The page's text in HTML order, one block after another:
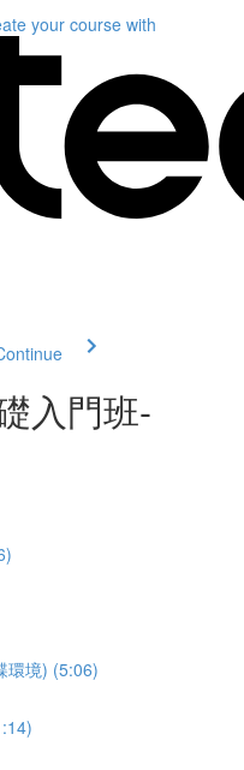
your course with
入門班-
環境) (5:06)